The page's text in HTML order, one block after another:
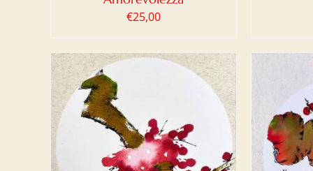
€25,00
AGGIUNGI AL CARRELLO
DETTAGLI